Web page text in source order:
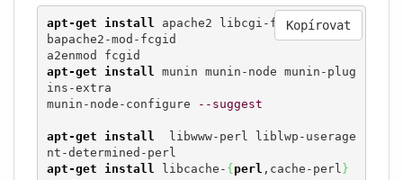
apt-get install
apache2 libcgi-fast-perl li
bapache2-mod-fcgid
apt-get install
munin munin-node munin-plug
ins-extra
munin-node-configure
--suggest
apt-get install
  libwww-perl liblwp-userage
apt-get install
libcache- {perl ,cache-perl }
Kopírovat